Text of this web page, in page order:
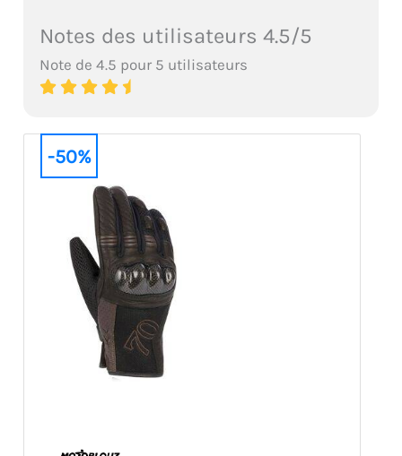
Notes des utilisateurs 4.5/5
Note de 4.5 pour 5 utilisateurs
-50%